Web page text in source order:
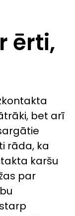
ērti,
bet arī
rāda, ka
karšu
par